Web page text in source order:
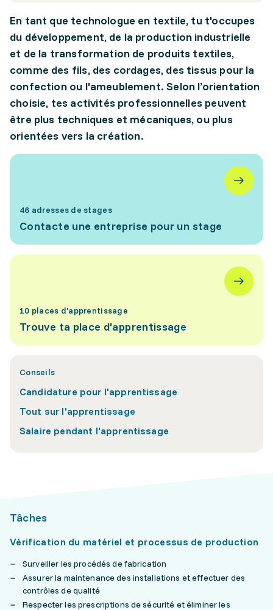
En tant que technologue en textile, tu t'occupes
du développement, de la production industrielle
et de la transformation de produits textiles,
comme des fils, des cordages, des tissus pour la
confection ou l'ameublement. Selon l’orientation
choisie, tes activités professionnelles peuvent
être plus techniques et mécaniques, ou plus
orientées vers la création.
46 adresses de stages
Contacte une entreprise pour un stage
10 places d'apprentissage
Trouve ta place d'apprentissage
Conseils
Candidature pour l'apprentissage
Tout sur l'apprentissage
Salaire pendant l'apprentissage
Tâches
Vérification du matériel et processus de production
Surveiller les procédés de fabrication
Assurer la maintenance des installations et effectuer des
contrôles de qualité
Respecter les prescriptions de sécurité et éliminer les